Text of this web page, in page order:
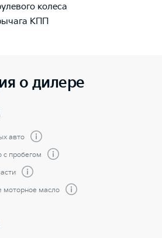
колеса
КПП
о дилере
авто
с пробегом
моторное масло